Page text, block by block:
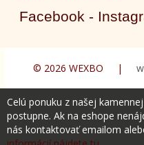
Facebook -
© 2026 WEXBO |
Celú ponuku z našej
postupne. Ak na eshope
nás kontaktovať emailom